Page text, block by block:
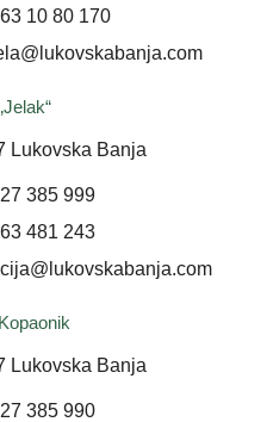
10 80 170
Lukovska Banja
385 999
481 243
Lukovska Banja
385 990